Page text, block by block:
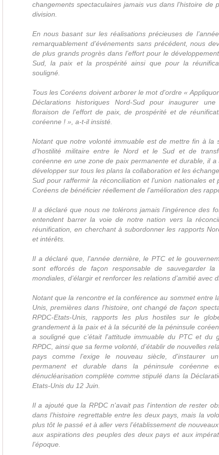
changements spectaculaires jamais vus dans l’histoire de
division.
En nous basant sur les réalisations précieuses de
remarquablement d’événements sans précédent, nous
de plus grands progrès dans l’effort pour le
Sud, la paix et la prospérité ainsi que pour la
souligné.
Tous les Coréens doivent arborer le mot d'ordre «
Déclarations historiques Nord-Sud pour inaugurer
floraison de l’effort de paix, de prospérité et de
coréenne ! », a-t-il insisté.
Notant que notre volonté immuable est de mettre fin à la
d’hostilité militaire entre le Nord et le Sud et de
coréenne en une zone de paix permanente et durable, il
développer sur tous les plans la collaboration et les
Sud pour raffermir la réconciliation et l’union nationales et
Coréens de bénéficier réellement de l’amélioration des
Il a déclaré que nous ne tolérons jamais l’ingérence des
entendent barrer la voie de notre nation vers la
réunification, en cherchant à subordonner les rapports
et intérêts.
Il a déclaré que, l'année dernière, le PTC et le
sont efforcés de façon responsable de sauvegarder
mondiales, d’élargir et renforcer les relations d’amitié avec
Notant que la rencontre et la conférence au sommet entre
Unis, premières dans l’histoire, ont changé de façon
RPDC-Etats-Unis, rapports les plus hostiles sur le
grandement à la paix et à la sécurité de la péninsule
a souligné que c’était l'attitude immuable du PTC et du
RPDC, ainsi que sa ferme volonté, d’établir de nouvelles
pays comme l’exige le nouveau siècle, d'instaurer
permanent et durable dans la péninsule coréenne
dénucléarisation complète comme stipulé dans la
Etats-Unis du 12 Juin.
Il a ajouté que la RPDC n'avait pas l'intention de rester
dans l’histoire regrettable entre les deux pays, mais la
plus tôt le passé et à aller vers l’établissement de
aux aspirations des peuples des deux pays et aux
l’époque.